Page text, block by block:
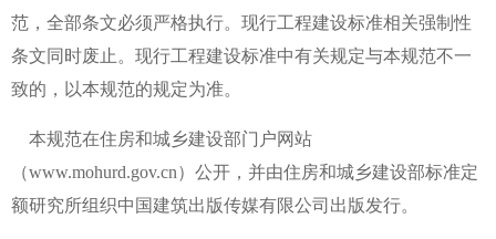
范，全部条文必须严格执行。现行工程建设标准相关强制性
条文同时废止。现行工程建设标准中有关规定与本规范不一
致的，以本规范的规定为准。
本规范在住房和城乡建设部门户网站
（www.mohurd.gov.cn）公开，并由住房和城乡建设部标准定
额研究所组织中国建筑出版传媒有限公司出版发行。